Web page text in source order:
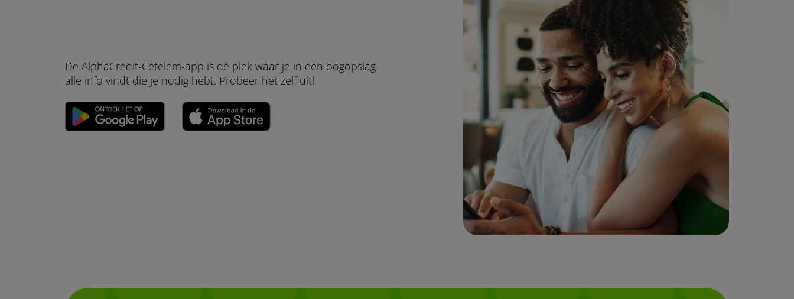
De AlphaCredit-Cetelem-app is dé plek waar je in een oogopslag
alle info vindt die je nodig hebt. Probeer het zelf uit!